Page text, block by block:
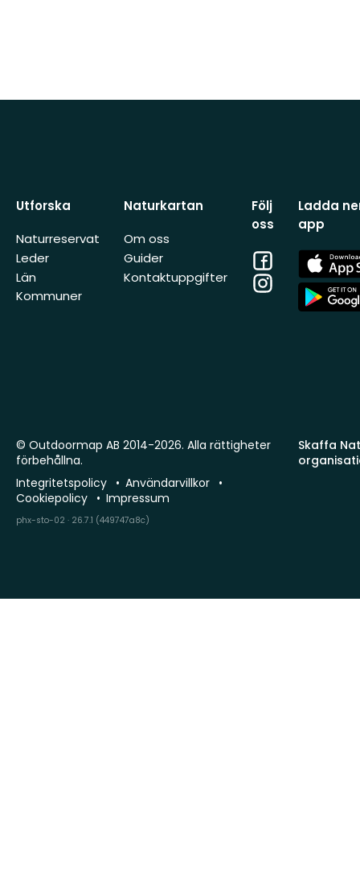
Utforska
Naturreservat
Leder
Län
Kommuner
Naturkartan
Om oss
Guider
Kontaktuppgifter
Följ
oss
Facebook
Instagram
Ladda
app
App
Store
App
Store
Skaffa
© Outdoormap AB 2014-2026. Alla rättigheter
förbehållna.
Integritetspolicy
Användarvillkor
Cookiepolicy
Impressum
phx-sto-02 · 26.7.1 (449747a8c)